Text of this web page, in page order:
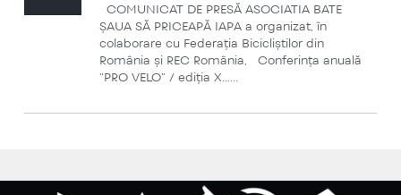
COMUNICAT DE PRESĂ ASOCIATIA BATE
ŞAUA SĂ PRICEAPĂ IAPA a organizat, în
colaborare cu Federaţia Bicicliştilor din
România şi REC România, Conferinţa anuală
“PRO VELO” / ediţia X…...